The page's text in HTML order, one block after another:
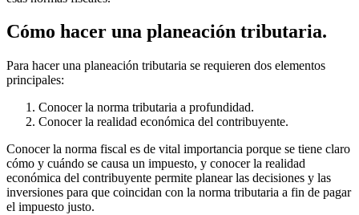
Cómo hacer una planeación tributaria.
Para hacer una planeación tributaria se requieren dos elementos
principales:
Conocer la norma tributaria a profundidad.
Conocer la realidad económica del contribuyente.
Conocer la norma fiscal es de vital importancia porque se tiene claro
cómo y cuándo se causa un impuesto, y conocer la realidad
económica del contribuyente permite planear las decisiones y las
inversiones para que coincidan con la norma tributaria a fin de pagar
el impuesto justo.